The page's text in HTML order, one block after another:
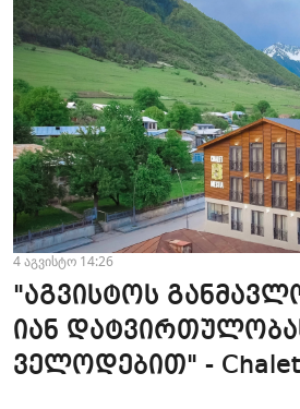
4 აგვისტო 14:26
"აგვისტოს
იან
ველოდებით" - Chalet